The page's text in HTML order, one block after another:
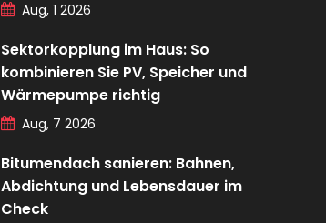
Aug, 1 2026
Sektorkopplung im Haus: So
kombinieren Sie PV, Speicher und
Wärmepumpe richtig
Aug, 7 2026
Bitumendach sanieren: Bahnen,
Abdichtung und Lebensdauer im
Check